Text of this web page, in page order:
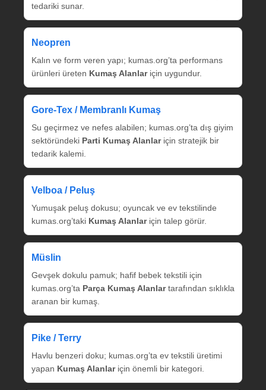
tedariki sunar.
Neopren
Kalın ve form veren yapı; kumas.org’ta performans
ürünleri üreten Kumaş Alanlariçin uygundur.
Gore‑Tex / Membranlı Kumaş
Su geçirmez ve nefes alabilen; kumas.org’ta dış giyim
sektöründeki Parti Kumaş Alanlariçin stratejik bir
tedarik kalemi.
Velboa / Peluş
Yumuşak peluş dokusu; oyuncak ve ev tekstilinde
kumas.org’taki Kumaş Alanlariçin talep görür.
Müslin
Gevşek dokulu pamuk; hafif bebek tekstili için
kumas.org’ta Parça Kumaş Alanlartarafından sıklıkla
aranan bir kumaş.
Pike / Terry
Havlu benzeri doku; kumas.org’ta ev tekstili üretimi
yapan Kumaş Alanlariçin önemli bir kategori.